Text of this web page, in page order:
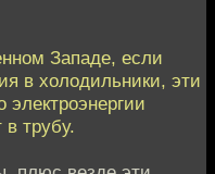
Западе, если
в холодильники, эти
трубу.